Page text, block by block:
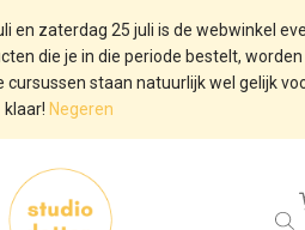
en zaterdag 25 juli is de webwinkel
die je in die periode bestelt,
cursussen staan natuurlijk wel gelijk
klaar! Negeren